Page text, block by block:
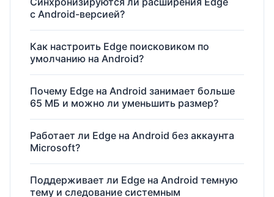
с Android-версией?
Как настроить Edge поисковиком по
умолчанию на Android?
Почему Edge на Android занимает больше
65 МБ и можно ли уменьшить размер?
Работает ли Edge на Android без аккаунта
Microsoft?
Поддерживает ли Edge на Android темную
тему и следование системным